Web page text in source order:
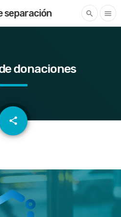
separación search menu
donaciones
share
email